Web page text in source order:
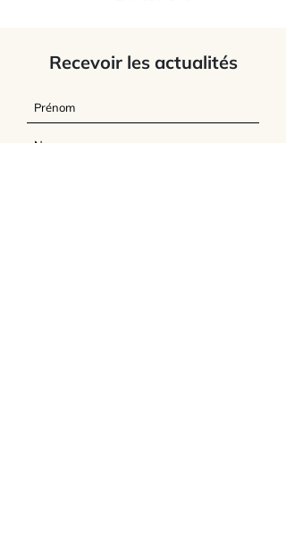
Recevoir les actualités